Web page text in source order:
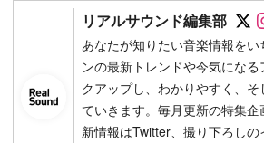
リアルサウンド編集部
あなたが知りたい音楽情報を
ンの最新トレンドや今気にな
クアップし、わかりやすく、
ていきます。毎月更新の特集
新情報はTwitter、撮り下ろし